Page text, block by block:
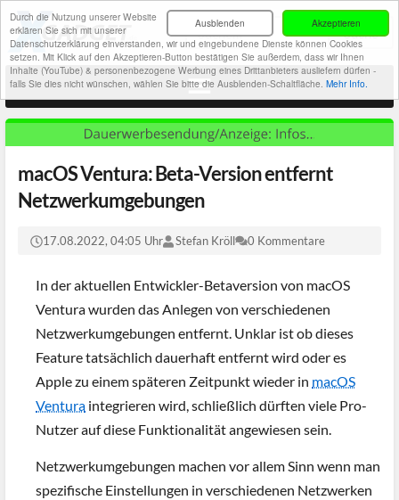
Akzeptieren
Ausblenden
Durch die Nutzung unserer Website
erklären Sie sich mit unserer
Datenschutzerklärung einverstanden, wir und eingebundene Dienste können Cookies
setzen. Mit Klick auf den Akzeptieren-Button bestätigen Sie außerdem, dass wir Ihnen
Inhalte (YouTube) & personenbezogene Werbung eines Drittanbieters ausliefern dürfen -
falls Sie dies nicht wünschen, wählen Sie bitte die Ausblenden-Schaltfläche. Mehr Info.
macOS Ventura: Beta-Version entfernt
Netzwerkumgebungen
17.08.2022, 04:05 Uhr Stefan Kröll 0 Kommentare
In der aktuellen Entwickler-Betaversion von macOS
Ventura wurden das Anlegen von verschiedenen
Netzwerkumgebungen entfernt. Unklar ist ob dieses
Feature tatsächlich dauerhaft entfernt wird oder es
Apple zu einem späteren Zeitpunkt wieder in macOS
Ventura integrieren wird, schließlich dürften viele Pro-
Nutzer auf diese Funktionalität angewiesen sein.
Netzwerkumgebungen machen vor allem Sinn wenn man
spezifische Einstellungen in verschiedenen Netzwerken